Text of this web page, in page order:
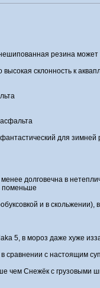
резина может
склонность к
для
долговечна в
поменьше
и в
5, в мороз даже хуже
сравнении с настоящим
чем Снежёк с грузовыми